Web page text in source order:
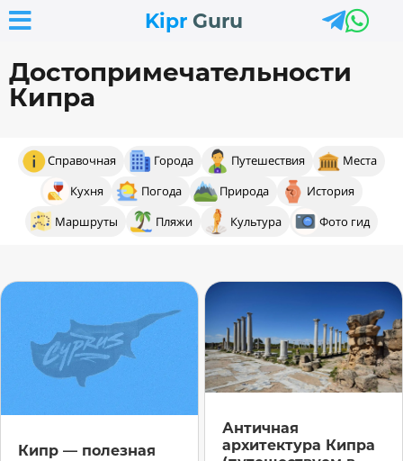
Kipr Guru
 
Достопримечательности
Кипра
Справочная Города Путешествия
Места
Кухня
Погода Природа
История
Маршруты
Пляжи Культура Фото гид
Кипр — полезная
Античная
архитектура Кипра